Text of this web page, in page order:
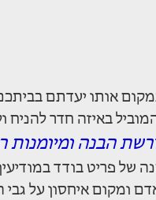
אותו יעדתם
באיזה חדר
הבנה ומיומנות
של פריט בודד
ומקום איחסון על